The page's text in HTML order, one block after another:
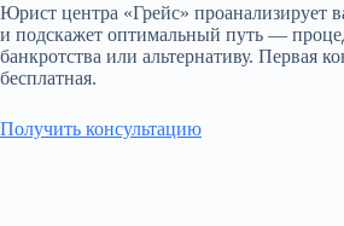
Юрист центра «Грейс» проанализирует
и подскажет оптимальный путь —
банкротства или альтернативу. Первая
бесплатная.
Получить консультацию